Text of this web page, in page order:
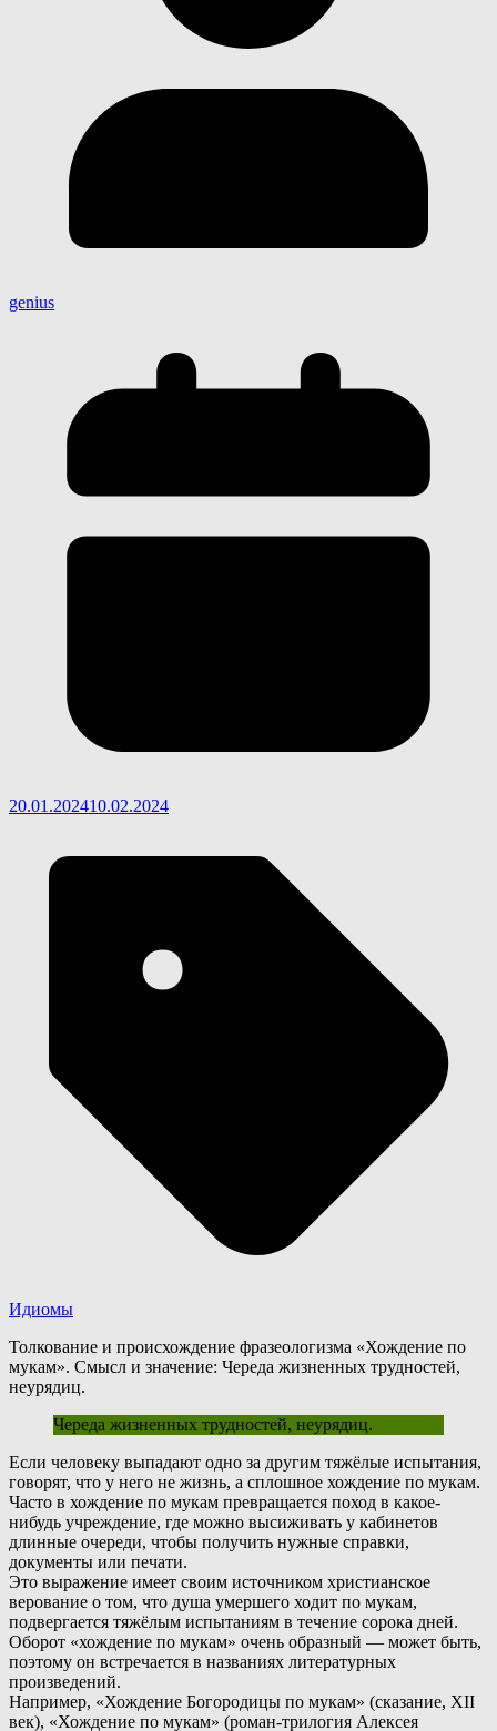
genius
20.01.202410.02.2024
Идиомы
Толкование и происхождение фразеологизма «Хождение по
мукам». Смысл и значение: Череда жизненных трудностей,
неурядиц.
Череда жизненных трудностей, неурядиц.
Если человеку выпадают одно за другим тяжёлые испытания,
говорят, что у него не жизнь, а сплошное хождение по мукам.
Часто в хождение по мукам превращается поход в какое-
нибудь учреждение, где можно высиживать у кабинетов
длинные очереди, чтобы получить нужные справки,
документы или печати.
Это выражение имеет своим источником христианское
верование о том, что душа умершего ходит по мукам,
подвергается тяжёлым испытаниям в течение сорока дней.
Оборот «хождение по мукам» очень образный — может быть,
поэтому он встречается в названиях литературных
произведений.
Например, «Хождение Богородицы по мукам» (сказание, XII
век), «Хождение по мукам» (роман-трилогия Алексея